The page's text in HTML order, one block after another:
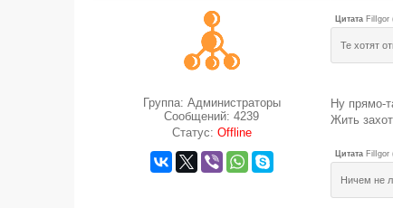
Группа: Администраторы
Сообщений: 4239
Статус: Offline
Цитата FilIgor
Те хотят
Ну прямо-
Жить
Цитата FilIgor
Ничем не